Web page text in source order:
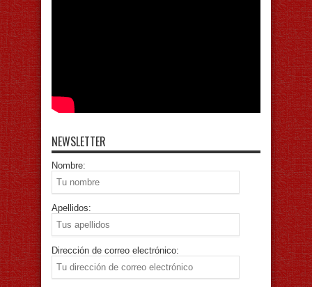
NEWSLETTER
Nombre:
Apellidos:
Dirección de correo electrónico: